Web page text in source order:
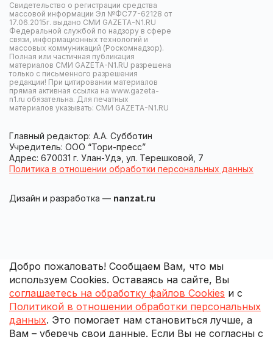
Свидетельство о регистрации средства
массовой информации Эл №ФС77-62128 от
17.06.2015г. выдано СМИ GAZETA-N1.RU
Федеральной службой по надзору в сфере
связи, информационных технологий и
массовых коммуникаций (Роскомнадзор).
Полная или частичная публикация
материалов СМИ GAZETA-N1.RU разрешена
только с письменного разрешения
редакции! При цитировании материалов
прямая активная ссылка на www.gazeta-
n1.ru обязательна. Для печатных
материалов указывать: СМИ GAZETA-N1.RU
Главный редактор: А.А. Субботин
Учредитель: ООО “Тори-пресс”
Адрес: 670031 г. Улан-Удэ, ул. Терешковой, 7
Политика в отношении обработки персональных данных
Дизайн и разработка — nanzat.ru
Добро пожаловать! Сообщаем Вам, что мы
используем Cookies. Оставаясь на сайте, Вы
соглашаетесь на обработку файлов Cookies и с
Политикой в отношении обработки персональных
данных. Это помогает нам становиться лучше, а
Вам – уберечь свои данные. Если Вы не согласны с